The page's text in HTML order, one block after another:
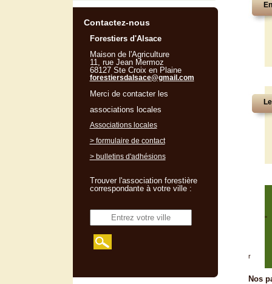
"
r
Nos
Contactez-nous
Forestiers d'Alsace
Maison de l'Agriculture
11, rue Jean Mermoz
68127 Ste Croix en Plaine
forestiersdalsace@gmail.com
Merci de contacter les
associations locales
Associations locales
> formulaire de contact
> bulletins d'adhésions
Trouver l'association forestière
correspondante à votre ville :